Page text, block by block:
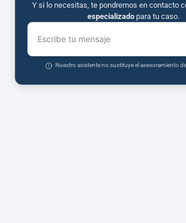
Y si lo necesitas, te pondremos en contacto
especializadopara tu caso.
Escribe tu mensaje
Nuestro asistente no sustituye el asesoramiento